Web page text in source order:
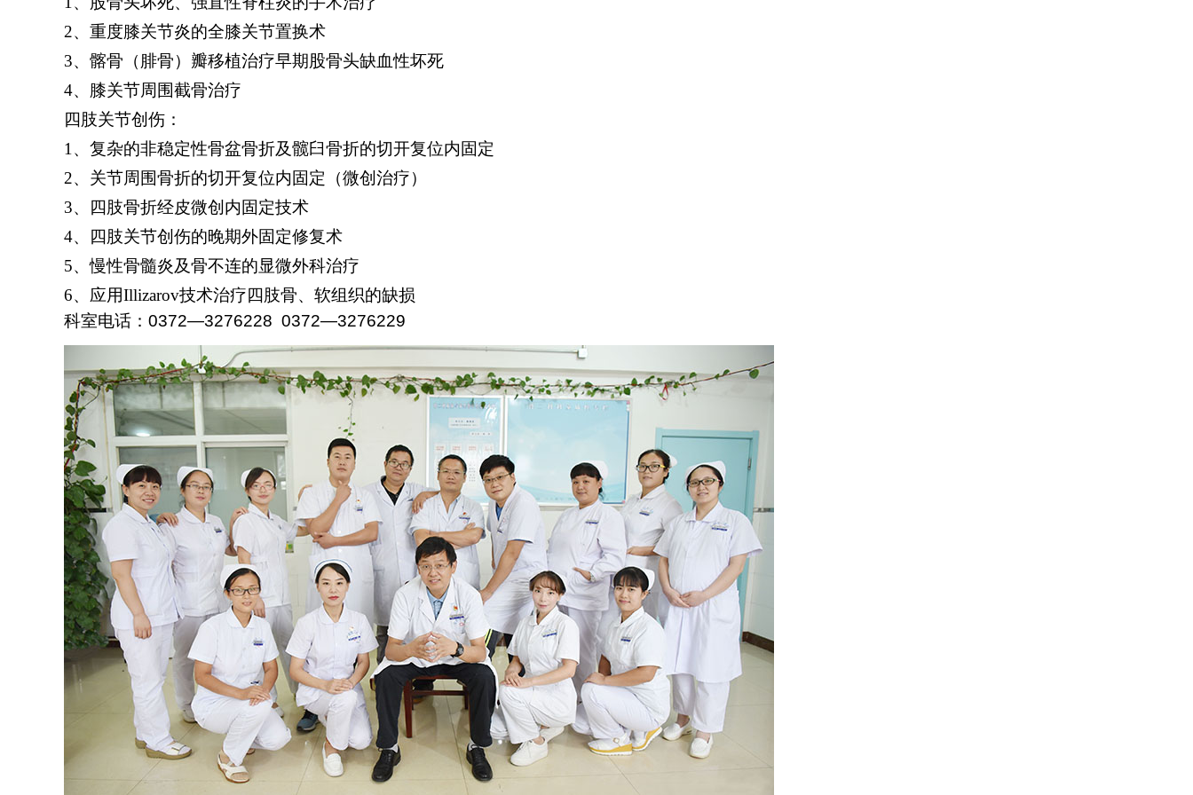
2、 重度膝关节炎的全膝关节置换术
3、 髂骨（腓骨）瓣移植治疗早期股骨头缺血性坏死
4、 膝关节周围截骨治疗
四肢关节创伤：
1 、复杂的非稳定性骨盆骨折及髋臼骨折的切开复位内固定
2、关节周围骨折的切开复位内固定（微创治疗）
3、四肢骨折经皮微创内固定技术
4、四肢关节创伤的晚期外固定修复术
5、慢性骨髓炎及骨不连的显微外科治疗
6、应用Illizarov技术治疗四肢骨、软组织的缺损
科室电话： 0372—3276228 0372—3276229